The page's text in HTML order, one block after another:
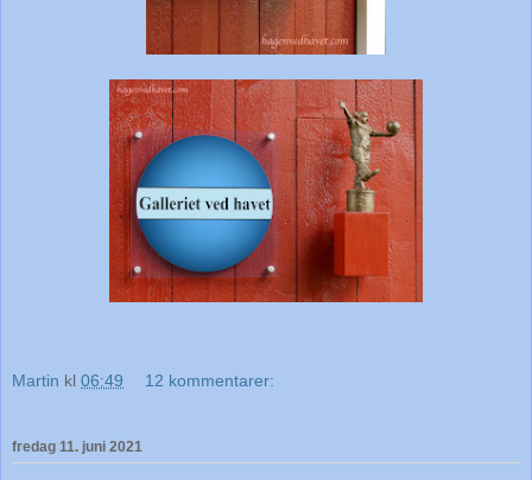
Martin kl 06:49 12 kommentarer:
fredag 11. juni 2021